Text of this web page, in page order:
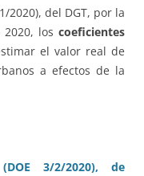
2020), del DGT, por la
los coeficientes
el valor real de
a efectos de la
3/2/2020), de